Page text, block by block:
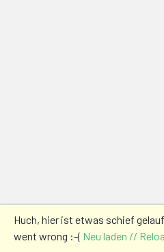
Huch, hier ist etwas schief
went wrong :-( Neu laden //